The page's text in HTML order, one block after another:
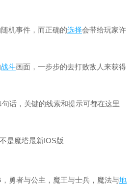
机事件，而正确的选择会带给玩家许
战斗画面，一步步的去打败敌人来获得
话，关键的线索和提示可都在这里
勇者与公主，魔王与士兵，魔法与地